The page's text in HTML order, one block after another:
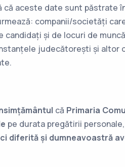
aceste date sunt păstrate
companii/societăți
și de locuri de
judecătorești și altor
că Primaria
pe durata pregătirii
diferită și dumneavoastră